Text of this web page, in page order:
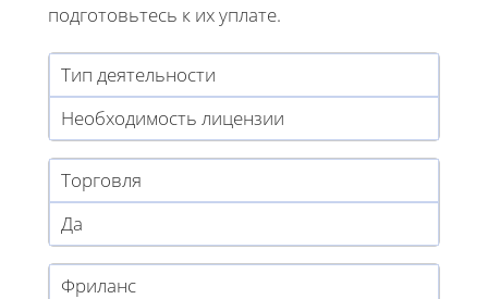
подготовьтесь к их уплате.
Тип деятельности
Необходимость лицензии
Торговля
Да
Фриланс